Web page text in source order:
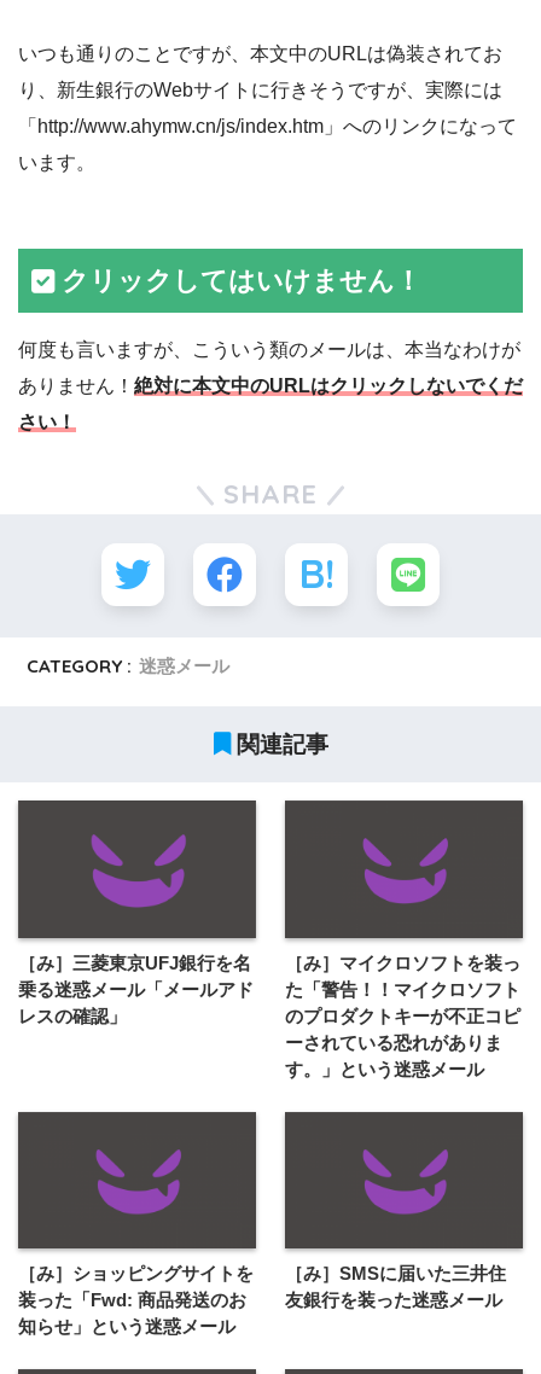
いつも通りのことですが、本文中のURLは偽装されてお
り、新生銀行のWebサイトに行きそうですが、実際には
「http://www.ahymw.cn/js/index.htm」へのリンクになって
います。
クリックしてはいけません！
何度も言いますが、こういう類のメールは、本当なわけが
ありません！ 絶対に本文中のURLはクリックしないでくだ
さい！
SHARE
CATEGORY : 迷惑メール
関連記事
［み］三菱東京UFJ銀行を名
乗る迷惑メール「メールアド
レスの確認」
［み］マイクロソフトを装っ
た「警告！！マイクロソフト
のプロダクトキーが不正コピ
ーされている恐れがありま
す。」という迷惑メール
［み］ショッピングサイトを
装った「Fwd: 商品発送のお
知らせ」という迷惑メール
［み］SMSに届いた三井住
友銀行を装った迷惑メール